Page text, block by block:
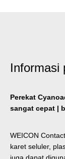
Informasi
Perekat
sangat cepat |
WEICON
karet seluler,